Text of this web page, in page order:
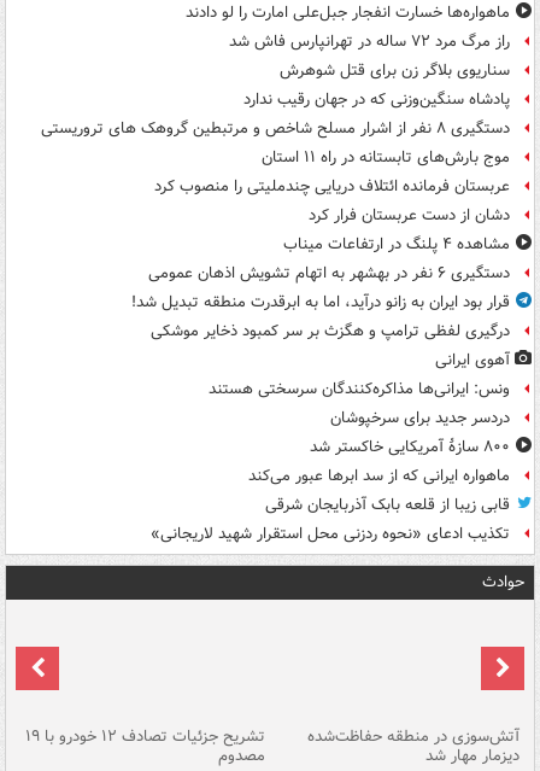
ماهواره‌ها خسارت انفجار جبل‌علی امارت را لو دادند
راز مرگ مرد ۷۲ ساله در تهرانپارس فاش شد
سناریوی بلاگر زن برای قتل شوهرش
پادشاه سنگین‌وزنی که در جهان رقیب ندارد
دستگیری ۸ نفر از اشرار مسلح شاخص و مرتبطین گروهک های تروریستی
موج بارش‌های تابستانه در راه ۱۱ استان
عربستان فرمانده ائتلاف دریایی چندملیتی را منصوب کرد
دشان از دست عربستان فرار کرد
مشاهده ۴ پلنگ در ارتفاعات میناب
دستگیری ۶ نفر در بهشهر به اتهام تشویش اذهان عمومی
قرار بود ایران به زانو درآید، اما به ابرقدرت منطقه تبدیل شد!
درگیری لفظی ترامپ و هگزث بر سر کمبود ذخایر موشکی
آهوی ایرانی
ونس: ایرانی‌ها مذاکره‌کنندگان سرسختی هستند
دردسر جدید برای سرخپوشان
۸۰۰ سازۀ آمریکایی خاکستر شد
ماهواره ایرانی که از سد ابرها عبور می‌کند
قابی زیبا از قلعه بابک آذربایجان شرقی
تکذیب ادعای «نحوه ردزنی محل استقرار شهید لاریجانی»
حوادث
آتش‌سوزی در منطقه حفاظت‌شده
دیزمار مهار شد
تشریح جزئیات تصادف ۱۲ خودرو با ۱۹
مصدوم